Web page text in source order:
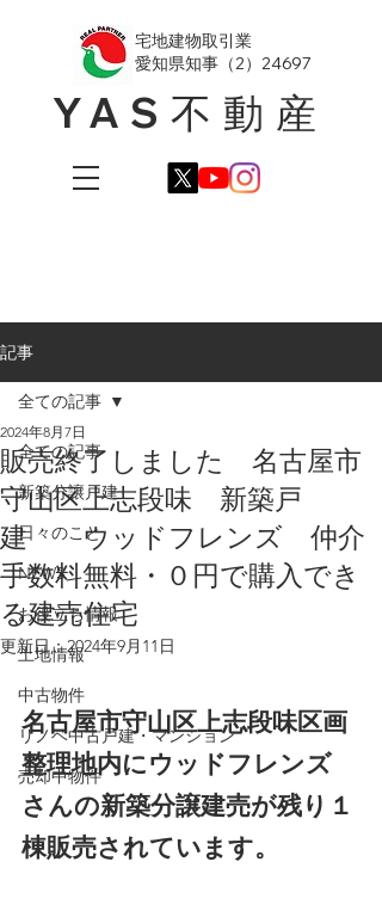
YAS不動産
​宅地建物取引業
愛知県知事（2）24697
記事
全ての記事
新築分譲戸建
日々のこと
NEWS
お役立ち情報
土地情報
中古物件
リノベ中古戸建・マンション
売却中物件
全ての記事
販売終了しました 名古屋市
守山区上志段味 新築戸
建 ウッドフレンズ 仲介
手数料無料・０円で購入でき
る建売住宅
2024年8月7日
更新日：2024年9月11日
名古屋市守山区上志段味区画
整理地内にウッドフレンズ
さんの新築分譲建売が残り１
棟販売されています。